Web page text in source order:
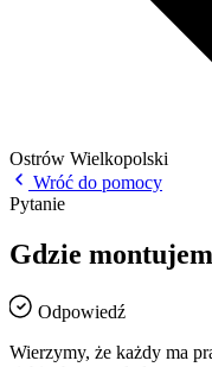
Ostrów Wielkopolski
Wróć do pomocy
Pytanie
Gdzie
Odpowiedź
Wierzymy, że każdy ma